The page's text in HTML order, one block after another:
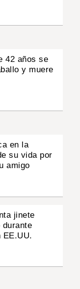
42 años se
y muere
en la
su vida por
amigo
jinete
durante
EE.UU.